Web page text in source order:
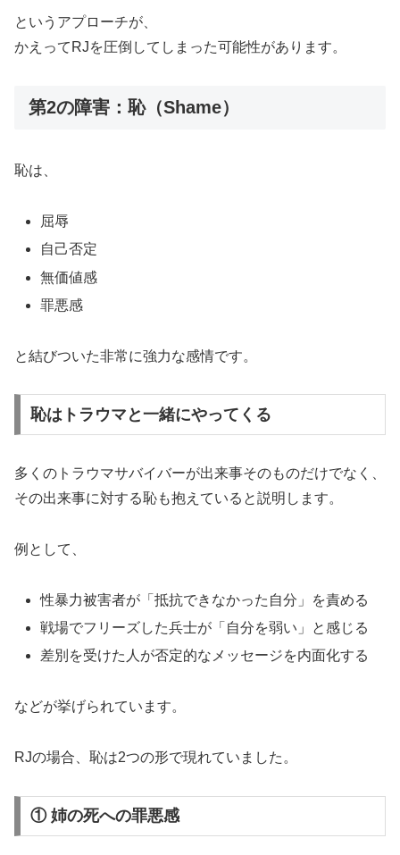
というアプローチが、
かえってRJを圧倒してしまった可能性があります。
第2の障害：恥（Shame）
恥は、
屈辱
自己否定
無価値感
罪悪感
と結びついた非常に強力な感情です。
恥はトラウマと一緒にやってくる
多くのトラウマサバイバーが出来事そのものだけでなく、
その出来事に対する恥も抱えていると説明します。
例として、
性暴力被害者が「抵抗できなかった自分」を責める
戦場でフリーズした兵士が「自分を弱い」と感じる
差別を受けた人が否定的なメッセージを内面化する
などが挙げられています。
RJの場合、恥は2つの形で現れていました。
① 姉の死への罪悪感